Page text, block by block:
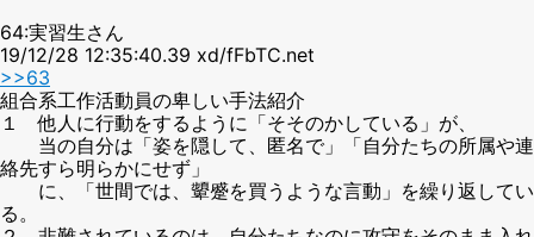
64:実習生さん
19/12/28 12:35:40.39 xd/fFbTC.net
>>63
組合系工作活動員の卑しい手法紹介
１ 他人に行動をするように「そそのかしている」が、
当の自分は「姿を隠して、匿名で」「自分たちの所属や連
絡先すら明らかにせず」
に、「世間では、顰蹙を買うような言動」を繰り返してい
る。